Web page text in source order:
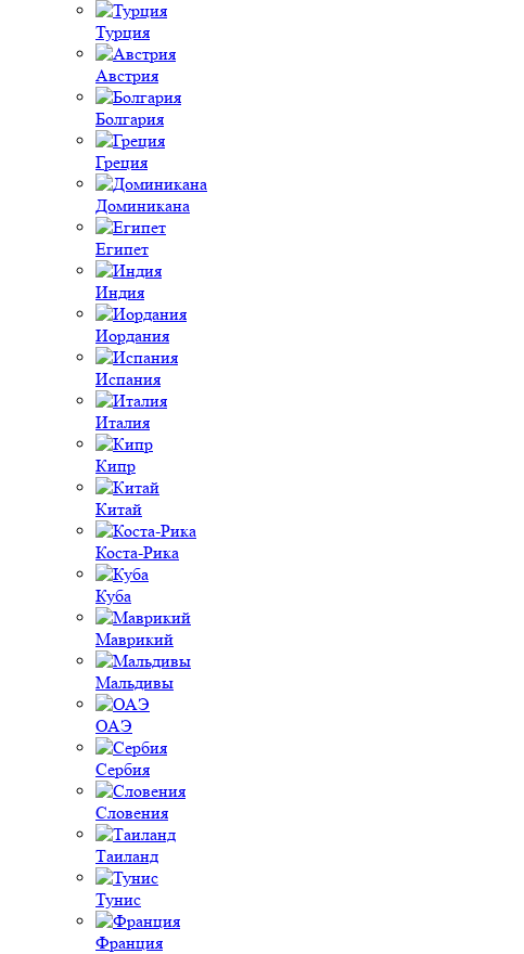
Турция
Австрия
Болгария
Греция
Доминикана
Египет
Индия
Иордания
Испания
Италия
Кипр
Китай
Коста-Рика
Куба
Маврикий
Мальдивы
ОАЭ
Сербия
Словения
Таиланд
Тунис
Франция